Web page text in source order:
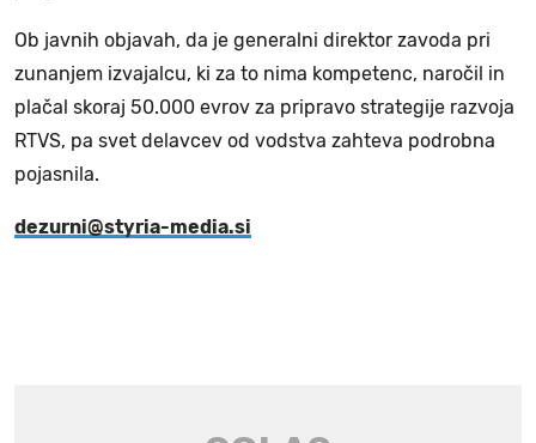
Ob javnih objavah, da je generalni direktor zavoda pri
zunanjem izvajalcu, ki za to nima kompetenc, naročil in
plačal skoraj 50.000 evrov za pripravo strategije razvoja
RTVS, pa svet delavcev od vodstva zahteva podrobna
pojasnila.
dezurni@styria-media.si